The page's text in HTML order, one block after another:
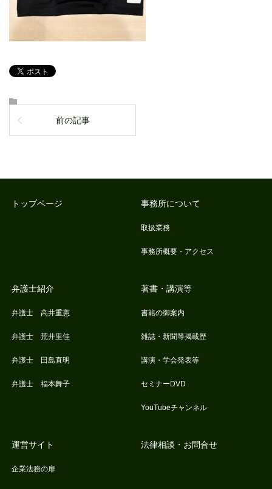
前の記事
トップページ 事務所について
取扱業務
事務所概要・アクセス
弁護士紹介
弁護士 高井重憲
弁護士 荒井里佳
弁護士 田島直明
弁護士 福本舞子
著書・講演等
書籍の御案内
雑誌・新聞等掲載歴
講演・学会発表等
セミナーDVD
YouTubeチャンネル
運営サイト
企業法務の扉
法律相談・お問合せ